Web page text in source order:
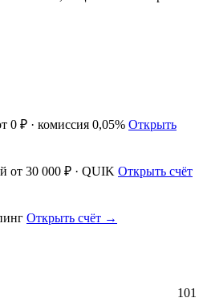
0 ₽ · комиссия 0,05% Открыть
от 30 000 ₽ · QUIK Открыть счёт
Открыть счёт →
101